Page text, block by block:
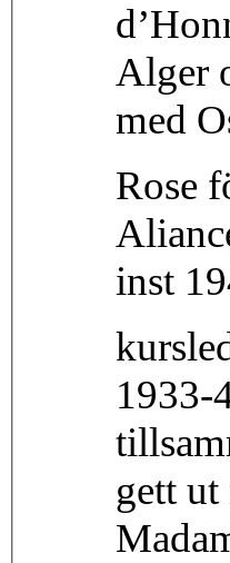
Alger
med
Rose
inst
1933-
gett